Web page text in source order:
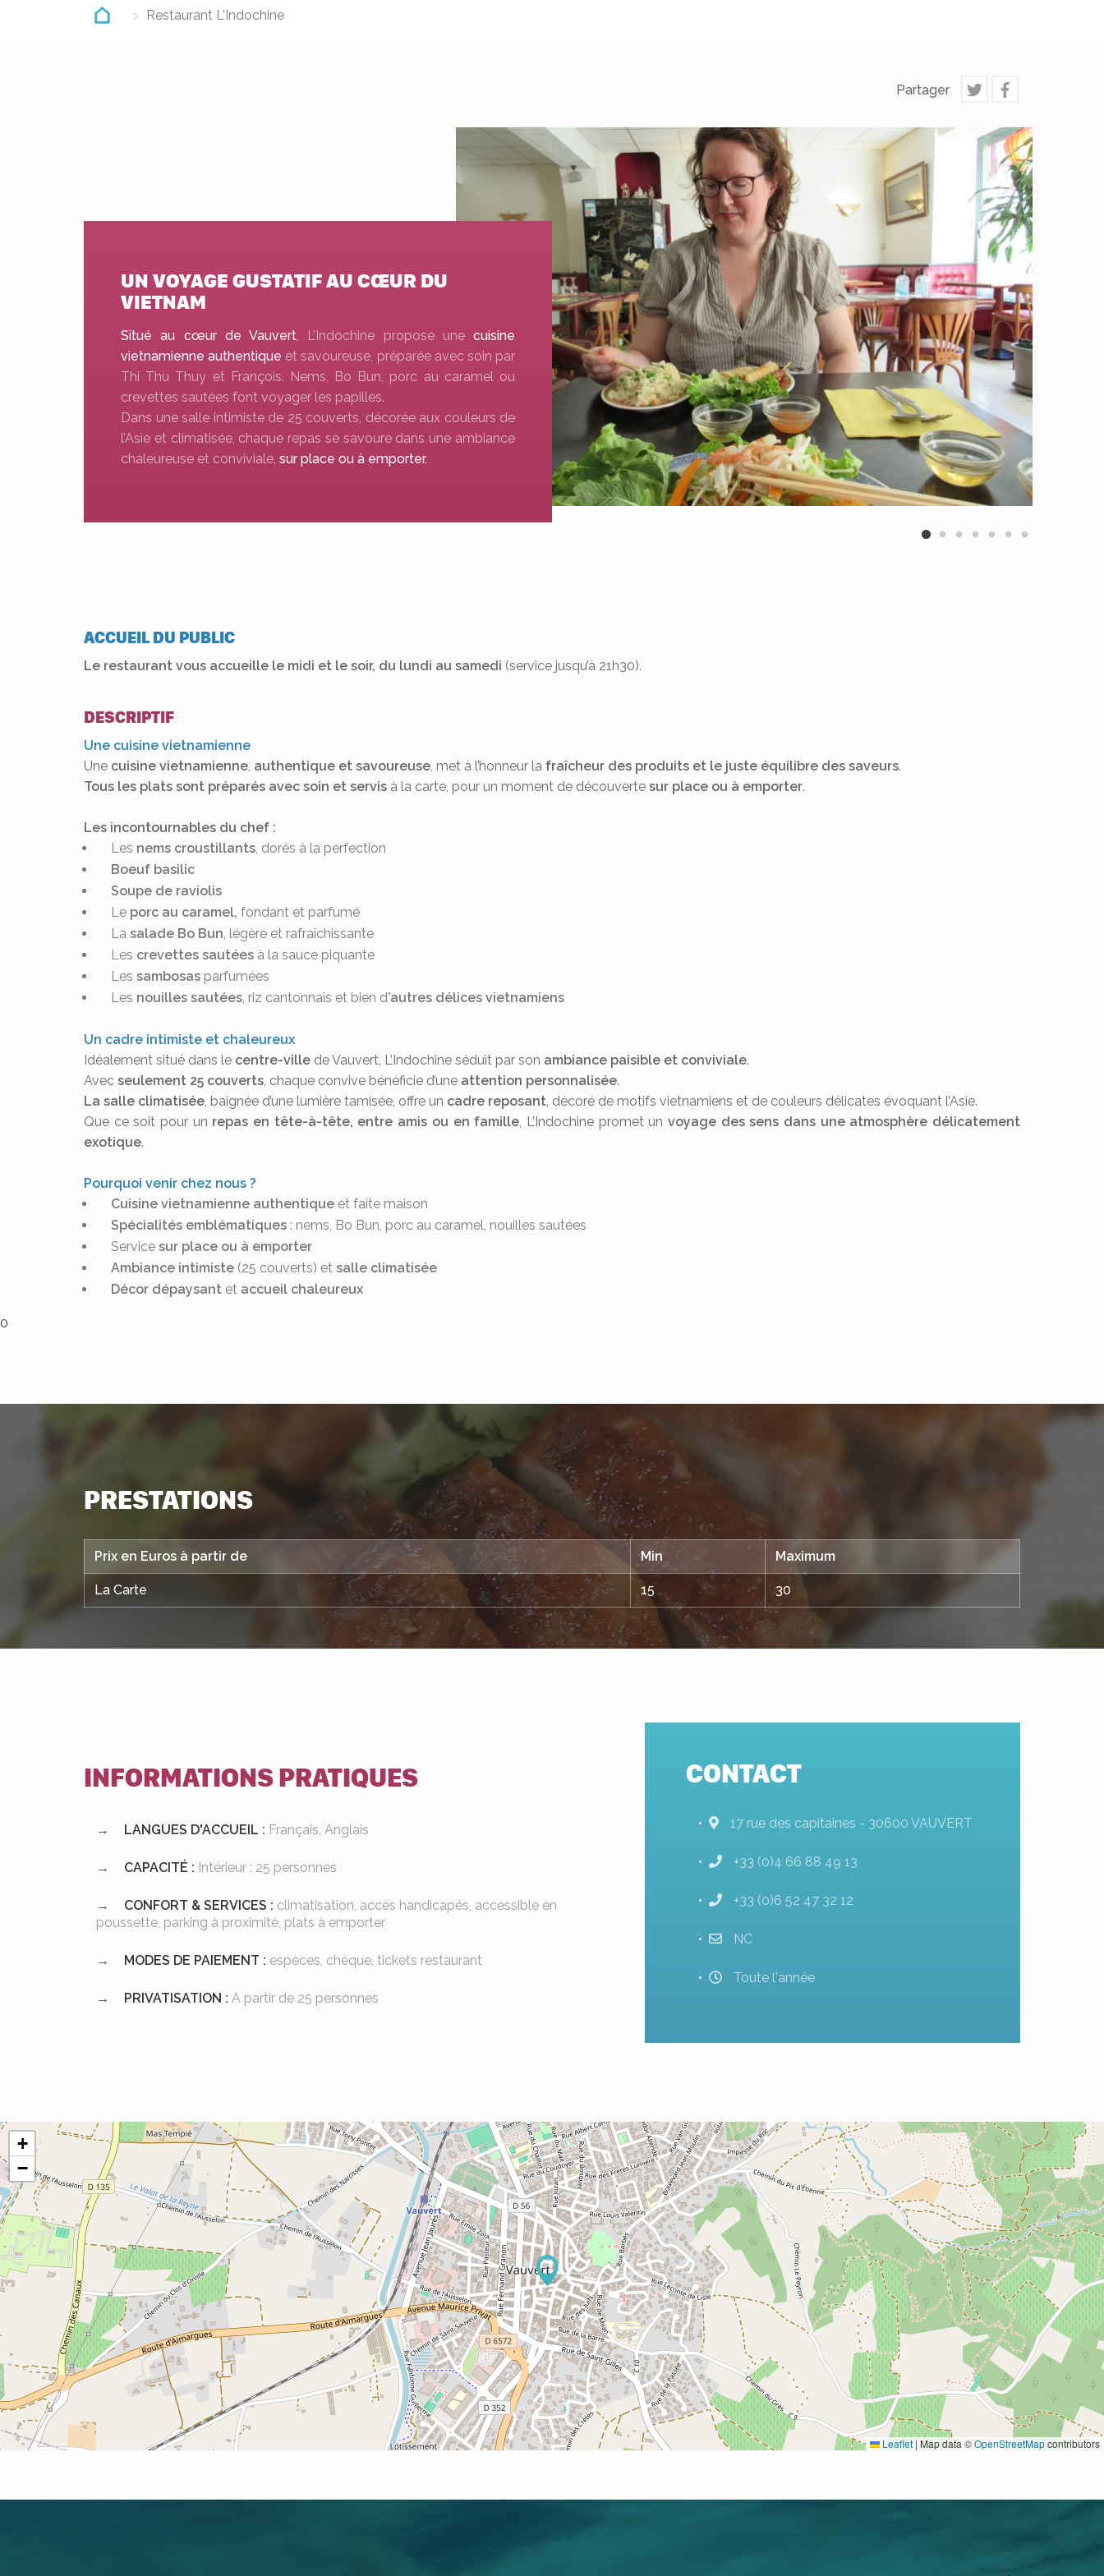
Restaurant L'Indochine
Partager
UN VOYAGE GUSTATIF AU CŒUR DU
VIETNAM
Situé au cœur de Vauvert, L’Indochine propose une cuisine
vietnamienne authentique et savoureuse, préparée avec soin par
Thi Thu Thuy et François. Nems, Bo Bun, porc au caramel ou
crevettes sautées font voyager les papilles.
Dans une salle intimiste de 25 couverts, décorée aux couleurs de
l’Asie et climatisée, chaque repas se savoure dans une ambiance
chaleureuse et conviviale, sur place ou à emporter.
ACCUEIL DU PUBLIC
Le restaurant vous accueille le midi et le soir, du lundi au samedi (service jusqu’à 21h30).
DESCRIPTIF
Une cuisine vietnamienne
Une cuisine vietnamienne, authentique et savoureuse, met à l’honneur la fraîcheur des produits et le juste équilibre des saveurs.
Tous les plats sont préparés avec soin et servis à la carte, pour un moment de découverte sur place ou à emporter.
Les incontournables du chef :
Les nems croustillants, dorés à la perfection
Boeuf basilic
Soupe de raviolis
Le porc au caramel, fondant et parfumé
La salade Bo Bun, légère et rafraîchissante
Les crevettes sautées à la sauce piquante
Les sambosas parfumées
Les nouilles sautées, riz cantonnais et bien d’autres délices vietnamiens
Un cadre intimiste et chaleureux
Idéalement situé dans le centre-ville de Vauvert, L’Indochine séduit par son ambiance paisible et conviviale.
Avec seulement 25 couverts, chaque convive bénéficie d’une attention personnalisée.
La salle climatisée, baignée d’une lumière tamisée, offre un cadre reposant, décoré de motifs vietnamiens et de couleurs délicates évoquant l’Asie.
Que ce soit pour un repas en tête-à-tête, entre amis ou en famille, L’Indochine promet un voyage des sens dans une atmosphère délicatement
exotique.
Pourquoi venir chez nous ?
Cuisine vietnamienne authentique et faite maison
Spécialités emblématiques : nems, Bo Bun, porc au caramel, nouilles sautées
Service sur place ou à emporter
Ambiance intimiste (25 couverts) et salle climatisée
Décor dépaysant et accueil chaleureux
0
PRESTATIONS
Prix en Euros à partir de Min Maximum
La Carte 15 30
INFORMATIONS PRATIQUES
LANGUES D'ACCUEIL : Français, Anglais
CAPACITÉ : Intérieur : 25 personnes
CONFORT & SERVICES : climatisation, accès handicapés, accessible en
poussette, parking à proximité, plats à emporter
MODES DE PAIEMENT : espèces, chèque, tickets restaurant
PRIVATISATION : A partir de 25 personnes
CONTACT
17 rue des capitaines - 30600 VAUVERT
+33 (0)4 66 88 49 13
+33 (0)6 52 47 32 12
NC
Toute l'année
+
−
Leaflet | Map data ©OpenStreetMapcontributors